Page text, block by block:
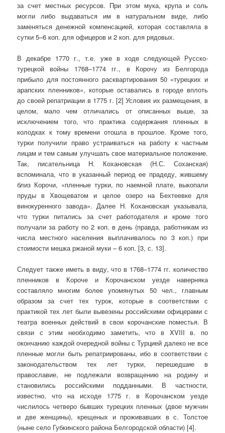
за счет местных ресурсов. При этом мука, крупа и соль
могли либо выдаваться им в натуральном виде, либо
заменяться денежной компенсацией, которая составляла в
сутки 5–6 коп. для офицеров и 2 коп. для рядовых.
В декабре 1770 г., т.е. уже в ходе следующей Русско-
турецкой войны 1768–1774 гг., в Корочу из Белгорода
прибыло для постоянного расквартирования 50 «турецких и
арапских пленников», которые оставались в городе вплоть
до своей репатриации в 1775 г. [2] Условия их размещения, в
целом, мало чем отличались от описанных выше, за
исключением того, что практика содержания пленных в
колодках к тому времени отошла в прошлое. Кроме того,
турки получили право устраиваться на работу к частным
лицам и тем самым улучшать свое материальное положение.
Так, писательница Н. Кохановская (Н.С. Соханская)
вспоминала, что в указанный период ее прадеду, жившему
близ Корочи, «пленные турки, по наемной плате, выкопали
пруды в Хвощеватом и целое озеро на Бехтеевке для
винокуренного завода». Далее Н. Кохановская указывала,
что турки питались за счет работодателя и кроме того
получали за работу по 2 коп. в день (правда, работникам из
числа местного населения выплачивалось по 3 коп.) при
стоимости мешка ржаной муки – 6 коп. [3, с. 13].
Следует также иметь в виду, что в 1768–1774 гг. количество
пленников в Короче и Корочанском уезде наверняка
составляло многим более упомянутых 50 чел., главным
образом за счет тех турок, которые в соответствии с
практикой тех лет были вывезены российскими офицерами с
театра военных действий в свои корочанские поместья. В
связи с этим необходимо заметить, что в XVIII в. по
окончанию каждой очередной войны с Турцией далеко не все
пленные могли быть репатриированы, ибо в соответствии с
законодательством тех лет турки, перешедшие в
православие, не подлежали возвращению на родину и
становились российскими подданными. В частности,
известно, что на исходе 1775 г. в Корочанском уезде
числилось четверо бывших турецких пленных (двое мужчин
и две женщины), крещеных и проживавших в с. Толстое
(ныне село Губкинского района Белгородской области) [4].